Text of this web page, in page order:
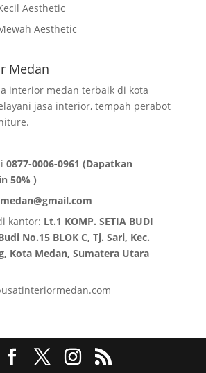
Aesthetic
Aesthetic
Medan
interior medan terbaik di kota
jasa interior, tempah perabot
0877-0006-0961 (Dapatkan
50% )
kantor: Lt.1 KOMP. SETIA BUDI
No.15 BLOK C, Tj. Sari, Kec.
Kota Medan, Sumatera Utara